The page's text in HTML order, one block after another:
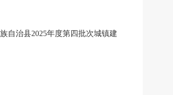
自治县2025年度第四批次城镇建